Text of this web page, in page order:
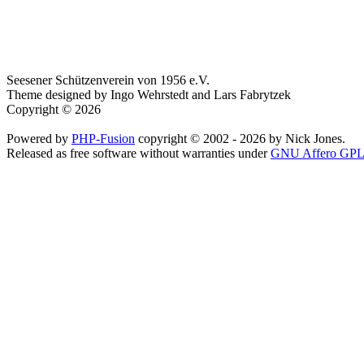
Seesener Schützenverein von 1956 e.V.
Theme designed by Ingo Wehrstedt and Lars Fabrytzek
Copyright © 2026
Powered by PHP-Fusion copyright © 2002 - 2026 by Nick Jones.
Released as free software without warranties underGNU Affero GPL